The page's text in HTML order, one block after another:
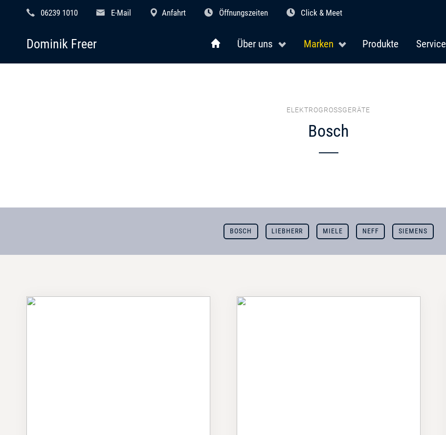
06239 1010 E-Mail Anfahrt Öffnungszeiten Click & Meet
Über uns Marken Produkte Service
Dominik Freer
ELEKTROGROSSGERÄTE
Bosch
BOSCH LIEBHERR MIELE NEFF SIEMENS